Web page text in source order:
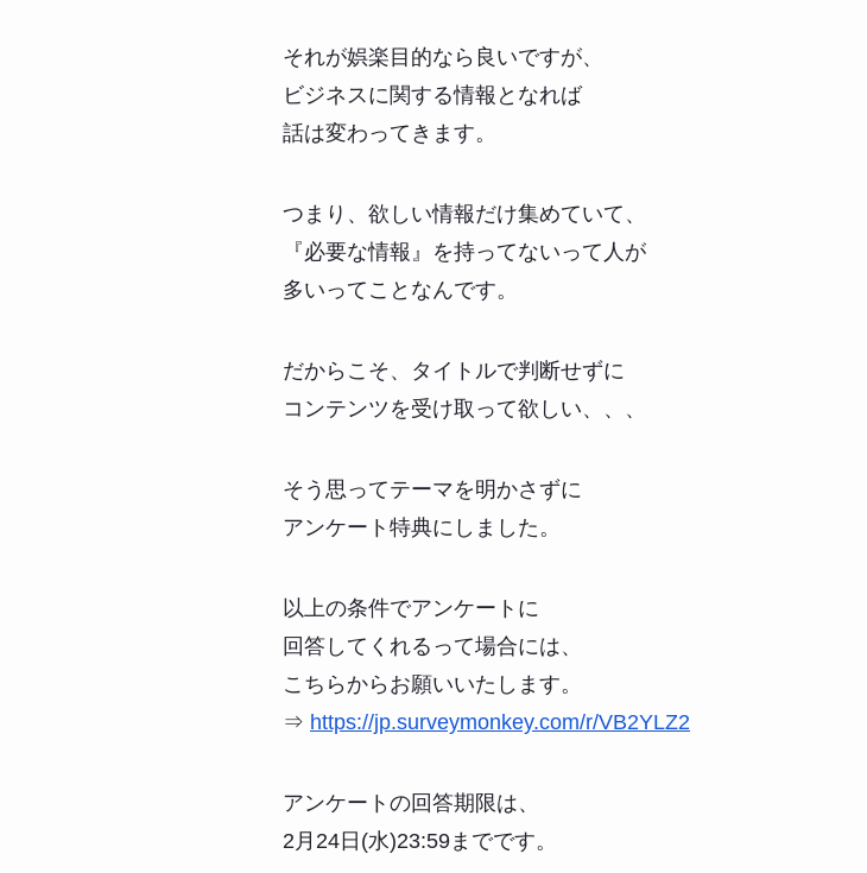
それが娯楽目的なら良いですが、
ビジネスに関する情報となれば
話は変わってきます。
つまり、欲しい情報だけ集めていて、
『必要な情報』を持ってないって人が
多いってことなんです。
だからこそ、タイトルで判断せずに
コンテンツを受け取って欲しい、、、
そう思ってテーマを明かさずに
アンケート特典にしました。
以上の条件でアンケートに
回答してくれるって場合には、
こちらからお願いいたします。
⇒ https://jp.surveymonkey.com/r/VB2YLZ2
アンケートの回答期限は、
2月24日(水)23:59までです。